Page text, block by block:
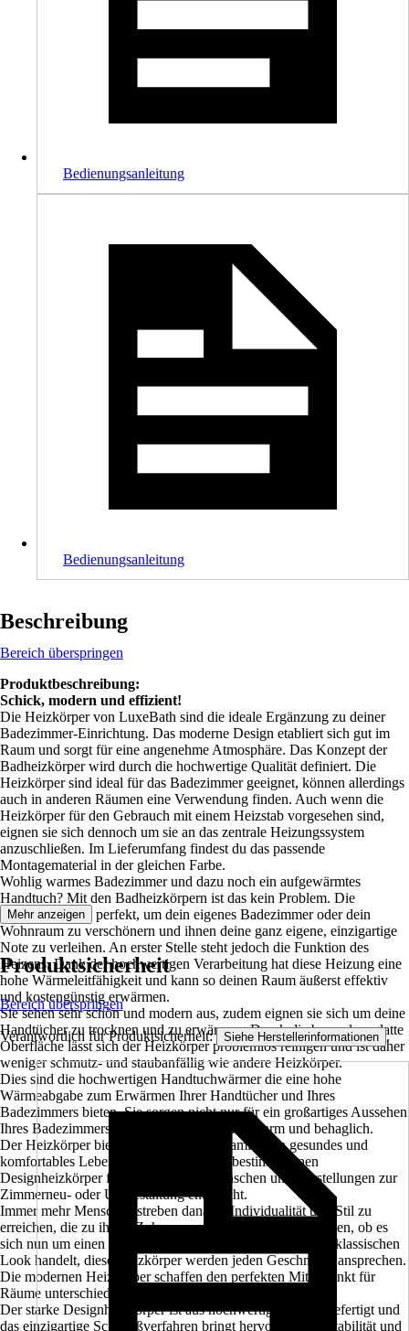
Bedienungsanleitung
Bedienungsanleitung
Beschreibung
Bereich überspringen
Produktbeschreibung:
Schick, modern und effizient!
Die Heizkörper von LuxeBath sind die ideale Ergänzung zu deiner
Badezimmer-Einrichtung. Das moderne Design etabliert sich gut im
Raum und sorgt für eine angenehme Atmosphäre. Das Konzept der
Badheizkörper wird durch die hochwertige Qualität definiert. Die
Heizkörper sind ideal für das Badezimmer geeignet, können allerdings
auch in anderen Räumen eine Verwendung finden. Auch wenn die
Heizkörper für den Gebrauch mit einem Heizstab vorgesehen sind,
eignen sie sich dennoch um sie an das zentrale Heizungssystem
anzuschließen. Im Lieferumfang findest du das passende
Montagematerial in der gleichen Farbe.
Wohlig warmes Badezimmer und dazu noch ein aufgewärmtes
Handtuch? Mit den Badheizkörpern ist das kein Problem. Die
Heizkörper sind perfekt, um dein eigenes Badezimmer oder dein
Wohnraum zu verschönern und ihnen deine ganz eigene, einzigartige
Note zu verleihen. An erster Stelle steht jedoch die Funktion des
Heizens. Dank der hochwertigen Verarbeitung hat diese Heizung eine
hohe Wärmeleitfähigkeit und kann so deinen Raum äußerst effektiv
und kostengünstig erwärmen.
Sie sehen sehr schön und modern aus, zudem eignen sie sich um deine
Handtücher zu trocknen und zu erwärmen. Durch die besonders glatte
Oberfläche lässt sich der Heizkörper problemlos reinigen und ist daher
weniger schmutz- und staubanfällig wie andere Heizkörper.
Dies sind die hochwertigen Handtuchwärmer die eine hohe
Wärmeabgabe zum Erwärmen Ihrer Handtücher und Ihres
Badezimmers bieten. Sie sorgen nicht nur für ein großartiges Aussehen
Ihres Badezimmers, sondern halten es auch warm und behaglich.
Der Heizkörper bietet Ihnen und Ihrer Familie ein gesundes und
komfortables Leben.Sie werden bei uns bestimmt einen
Designheizkörper finden, der Ihren Wünschen und Vorstellungen zur
Zimmerneu- oder Umgestaltung entspricht.
Immer mehr Menschen streben danach, Individualität und Stil zu
erreichen, die zu ihrem Zuhause und ihrem Lebensstil passen, ob es
sich nun um einen zeitgenössischen Look oder einen eher klassischen
Look handelt, diese Heizkörper werden jeden Geschmack ansprechen.
Die modernen Heizkörper schaffen den perfekten Mittelpunkt für
Räume unterschiedlichster Stilrichtungen.
Der starke Designheizkörper ist aus hochwertigem Stahl gefertigt und
das einzigartige Schweißverfahren bringt hervorragende Stabilität und
Mehr anzeigen
Produktsicherheit
Bereich überspringen
Verantwortlich für Produktsicherheit: Siehe Herstellerinformationen .